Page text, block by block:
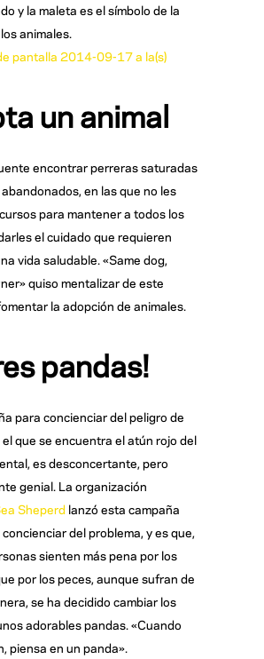
y la maleta es el símbolo de la
animales.
un animal
encontrar perreras saturadas
en las que no les
para mantener a todos los
el cuidado que requieren
vida saludable. «Same dog,
quiso mentalizar de este
la adopción de animales.
pandas!
para concienciar del peligro de
que se encuentra el atún rojo del
es desconcertante, pero
genial. La organización
Sheperd lanzó esta campaña
del problema, y es que,
sienten más pena por los
por los peces, aunque sufran de
se ha decidido cambiar los
adorables pandas. «Cuando
piensa en un panda».